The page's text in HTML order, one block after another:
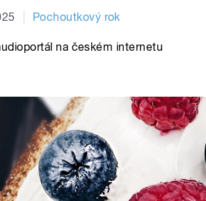
Pochoutkový rok
na českém internetu